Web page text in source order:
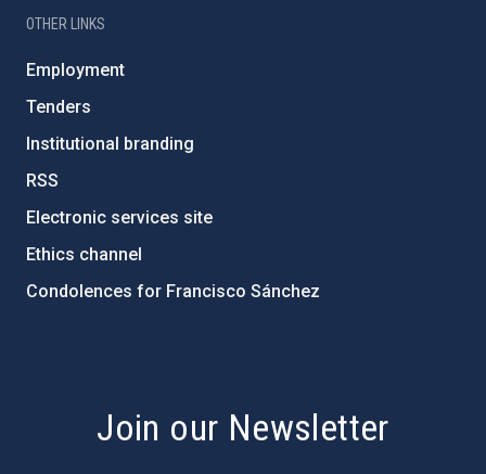
OTHER LINKS
Employment
Tenders
Institutional branding
RSS
Electronic services site
Ethics channel
Condolences for Francisco Sánchez
Join our Newsletter